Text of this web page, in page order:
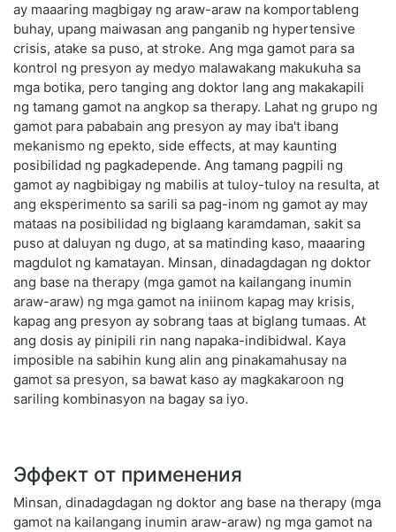
ay maaaring magbigay ng araw-araw na komportableng
buhay, upang maiwasan ang panganib ng hypertensive
crisis, atake sa puso, at stroke. Ang mga gamot para sa
kontrol ng presyon ay medyo malawakang makukuha sa
mga botika, pero tanging ang doktor lang ang makakapili
ng tamang gamot na angkop sa therapy. Lahat ng grupo ng
gamot para pababain ang presyon ay may iba't ibang
mekanismo ng epekto, side effects, at may kaunting
posibilidad ng pagkadepende. Ang tamang pagpili ng
gamot ay nagbibigay ng mabilis at tuloy-tuloy na resulta, at
ang eksperimento sa sarili sa pag-inom ng gamot ay may
mataas na posibilidad ng biglaang karamdaman, sakit sa
puso at daluyan ng dugo, at sa matinding kaso, maaaring
magdulot ng kamatayan. Minsan, dinadagdagan ng doktor
ang base na therapy (mga gamot na kailangang inumin
araw-araw) ng mga gamot na iniinom kapag may krisis,
kapag ang presyon ay sobrang taas at biglang tumaas. At
ang dosis ay pinipili rin nang napaka-indibidwal. Kaya
imposible na sabihin kung alin ang pinakamahusay na
gamot sa presyon, sa bawat kaso ay magkakaroon ng
sariling kombinasyon na bagay sa iyo.
Эффект от применения
Minsan, dinadagdagan ng doktor ang base na therapy (mga
gamot na kailangang inumin araw-araw) ng mga gamot na